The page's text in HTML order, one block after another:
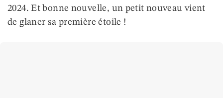
2024. Et bonne nouvelle, un petit nouveau vient
de glaner sa première étoile !